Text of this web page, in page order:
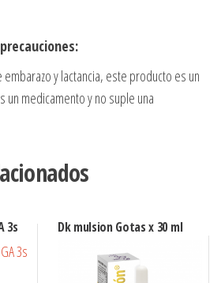
y lactancia, este producto es un
medicamento y no suple una
3s Dk mulsion Gotas x 30 ml